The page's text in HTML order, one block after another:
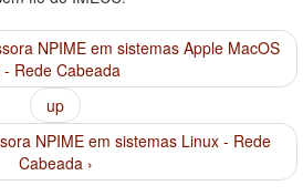
NPIME em sistemas Apple MacOS
- Rede Cabeada
up
NPIME em sistemas Linux - Rede
Cabeada ›